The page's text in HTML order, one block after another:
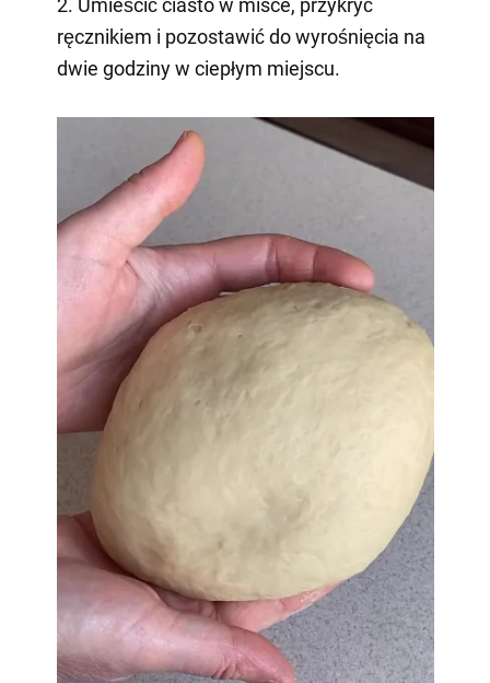
2. Umieścić ciasto w misce, przykryć
ręcznikiem i pozostawić do wyrośnięcia na
dwie godziny w ciepłym miejscu.